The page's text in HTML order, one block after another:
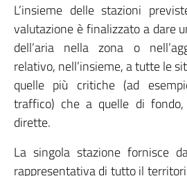
L’insieme delle stazioni
valutazione è finalizzato a dare
dell’aria nella zona o
relativo, nell’insieme, a tutte le
quelle più critiche (ad
traffico) che a quelle di
dirette.
La singola stazione fornisce
rappresentativa di tutto il